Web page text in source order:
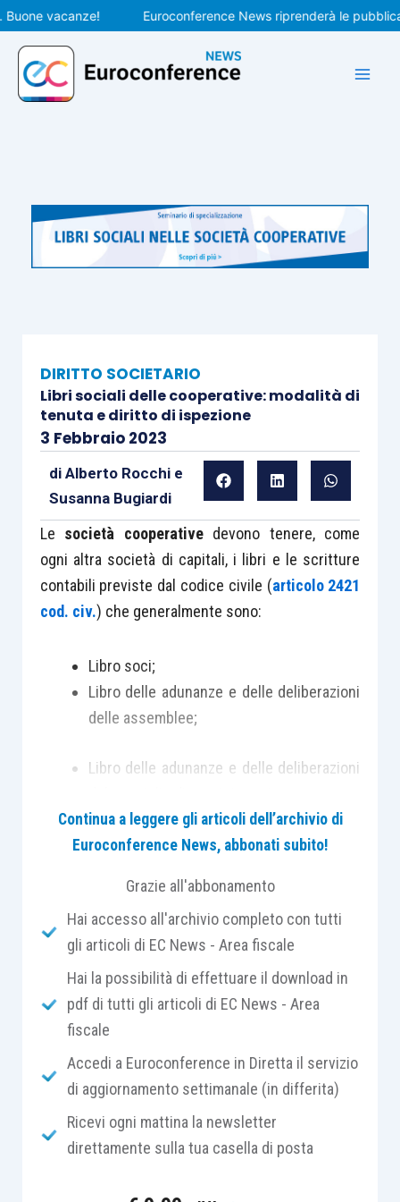
Vai
al
contenuto
vacanze! Euroconference News riprenderà le
DIRITTO SOCIETARIO
Libri sociali delle cooperative: modalità di
tenuta e diritto di ispezione
3 Febbraio 2023
di Alberto Rocchie
Susanna Bugiardi
Le società cooperative devono tenere, come
ogni altra società di capitali, i libri e le scritture
contabili previste dal codice civile (articolo 2421
cod. civ.) che generalmente sono:
Libro soci;
Libro delle adunanze e delle deliberazioni
delle assemblee;
Libro delle adunanze e delle deliberazioni
Libro dell’organo di controllo.
pagina e bollati in ogni foglioprima di essere
messi in uso; è dovuta latassa di concessione
governativadi euro 67,00 (da versare sul c/c
postale 6007 intestato alla Agenzia delle Entrate)
per ogni 500 pagine o frazioni di 500.
Sono soggetti all’ imposta di bollodi euro 16 ogni
cento pagine e ai diritti di segreteria pari ad euro
anche con l’applicazione dellamarca da bollo
Continua a leggere gli articoli dell’archivio di
Euroconference News, abbonati subito!
Grazie all'abbonamento
Hai accesso all'archivio completo con tutti
gli articoli di EC News - Area fiscale
Hai la possibilità di effettuare il download in
pdf di tutti gli articoli di EC News - Area
fiscale
Accedi a Euroconference in Diretta il servizio
di aggiornamento settimanale (in differita)
Ricevi ogni mattina la newsletter
direttamente sulla tua casella di posta